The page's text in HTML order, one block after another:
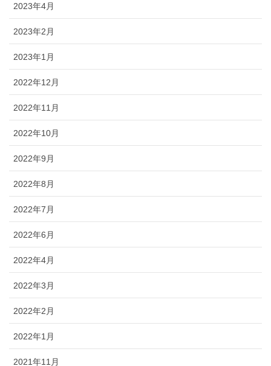
2023年4月
2023年2月
2023年1月
2022年12月
2022年11月
2022年10月
2022年9月
2022年8月
2022年7月
2022年6月
2022年4月
2022年3月
2022年2月
2022年1月
2021年11月